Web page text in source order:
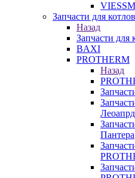
Запчасти для котлов
Назад
Запчасти для
BAXI
PROTHERM
Назад
Пантера